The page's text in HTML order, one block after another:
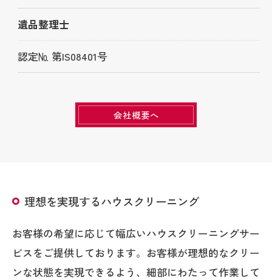
遺品整理士
認定№ 第IS08401号
会社概要へ
理想を実現するハウスクリーニング
お客様の希望に応じて幅広いハウスクリーニングサー
ビスをご提供しております。お客様が理想的なクリー
ンな状態を実現できるよう、細部にわたって作業して